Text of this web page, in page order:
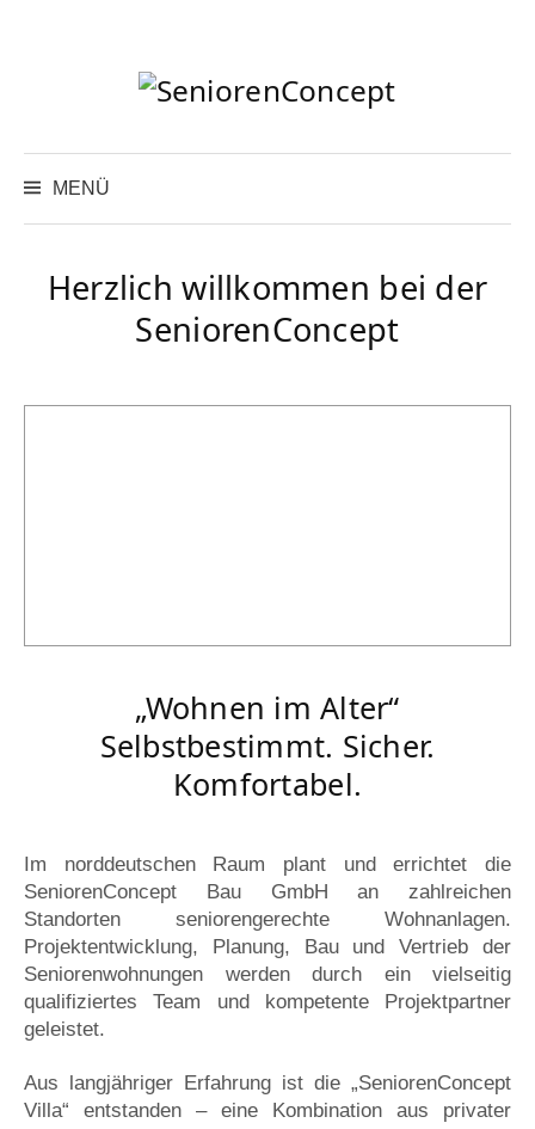
MENÜ
Herzlich willkommen bei der
SeniorenConcept
„Wohnen im Alter“
Selbstbestimmt. Sicher.
Komfortabel.
Im norddeutschen Raum plant und errichtet die
SeniorenConcept Bau GmbH an zahlreichen
Standorten seniorengerechte Wohnanlagen.
Projektentwicklung, Planung, Bau und Vertrieb der
Seniorenwohnungen werden durch ein vielseitig
qualifiziertes Team und kompetente Projektpartner
geleistet.
Aus langjähriger Erfahrung ist die „SeniorenConcept
Villa“ entstanden – eine Kombination aus privater